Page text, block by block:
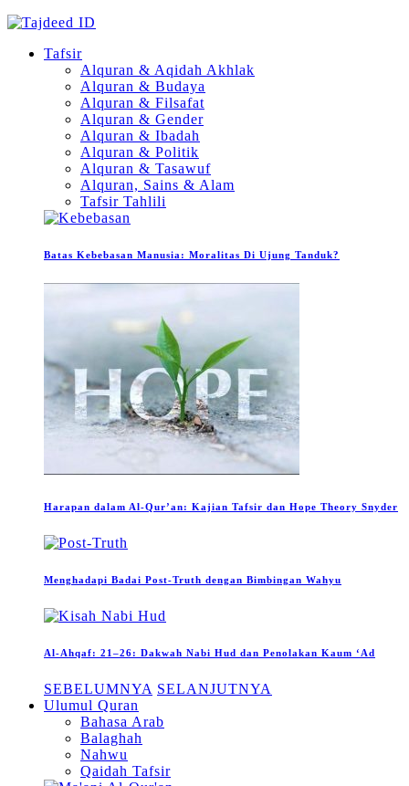
Tafsir
Alquran & Aqidah Akhlak
Alquran & Budaya
Alquran & Filsafat
Alquran & Gender
Alquran & Ibadah
Alquran & Politik
Alquran & Tasawuf
Alquran, Sains & Alam
Tafsir Tahlili
Batas Kebebasan Manusia: Moralitas Di Ujung Tanduk?
Harapan dalam Al-Qur’an: Kajian Tafsir dan Hope Theory Snyder
Menghadapi Badai Post-Truth dengan Bimbingan Wahyu
Al-Ahqaf: 21–26: Dakwah Nabi Hud dan Penolakan Kaum ‘Ad
SEBELUMNYA SELANJUTNYA
Ulumul Quran
Bahasa Arab
Balaghah
Nahwu
Qaidah Tafsir